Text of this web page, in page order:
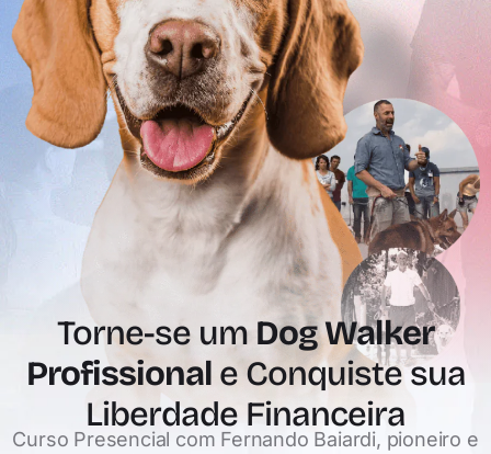
Torne-se umDog Walker
Profissional e Conquiste sua
Liberdade Financeira
Curso Presencial com Fernando Baiardi, pioneiro e